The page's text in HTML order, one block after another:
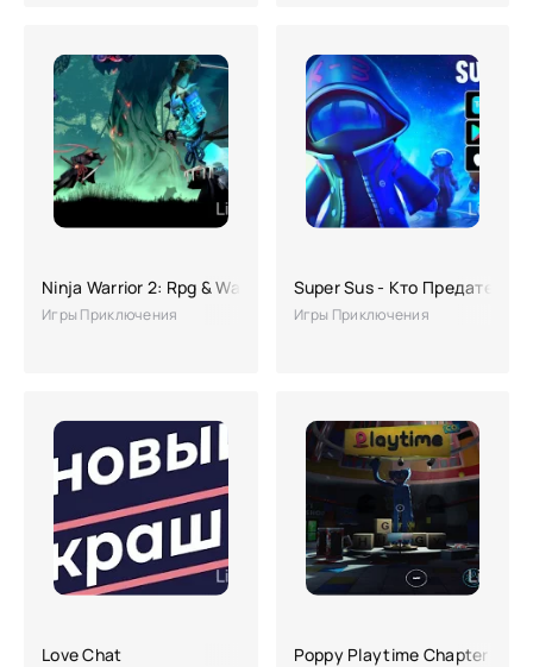
Ninja Warrior 2: Rpg & Warzone
Игры Приключения
Super Sus - Кто Предатель
Игры Приключения
Love Chat Poppy Playtime Chapter 1